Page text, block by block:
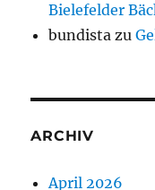
Bielefelder
bundista zu
ARCHIV
April 2026